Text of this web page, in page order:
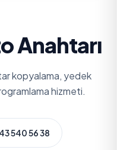
Anahtarı
kopyalama, yedek
hizmeti.
540 56 38